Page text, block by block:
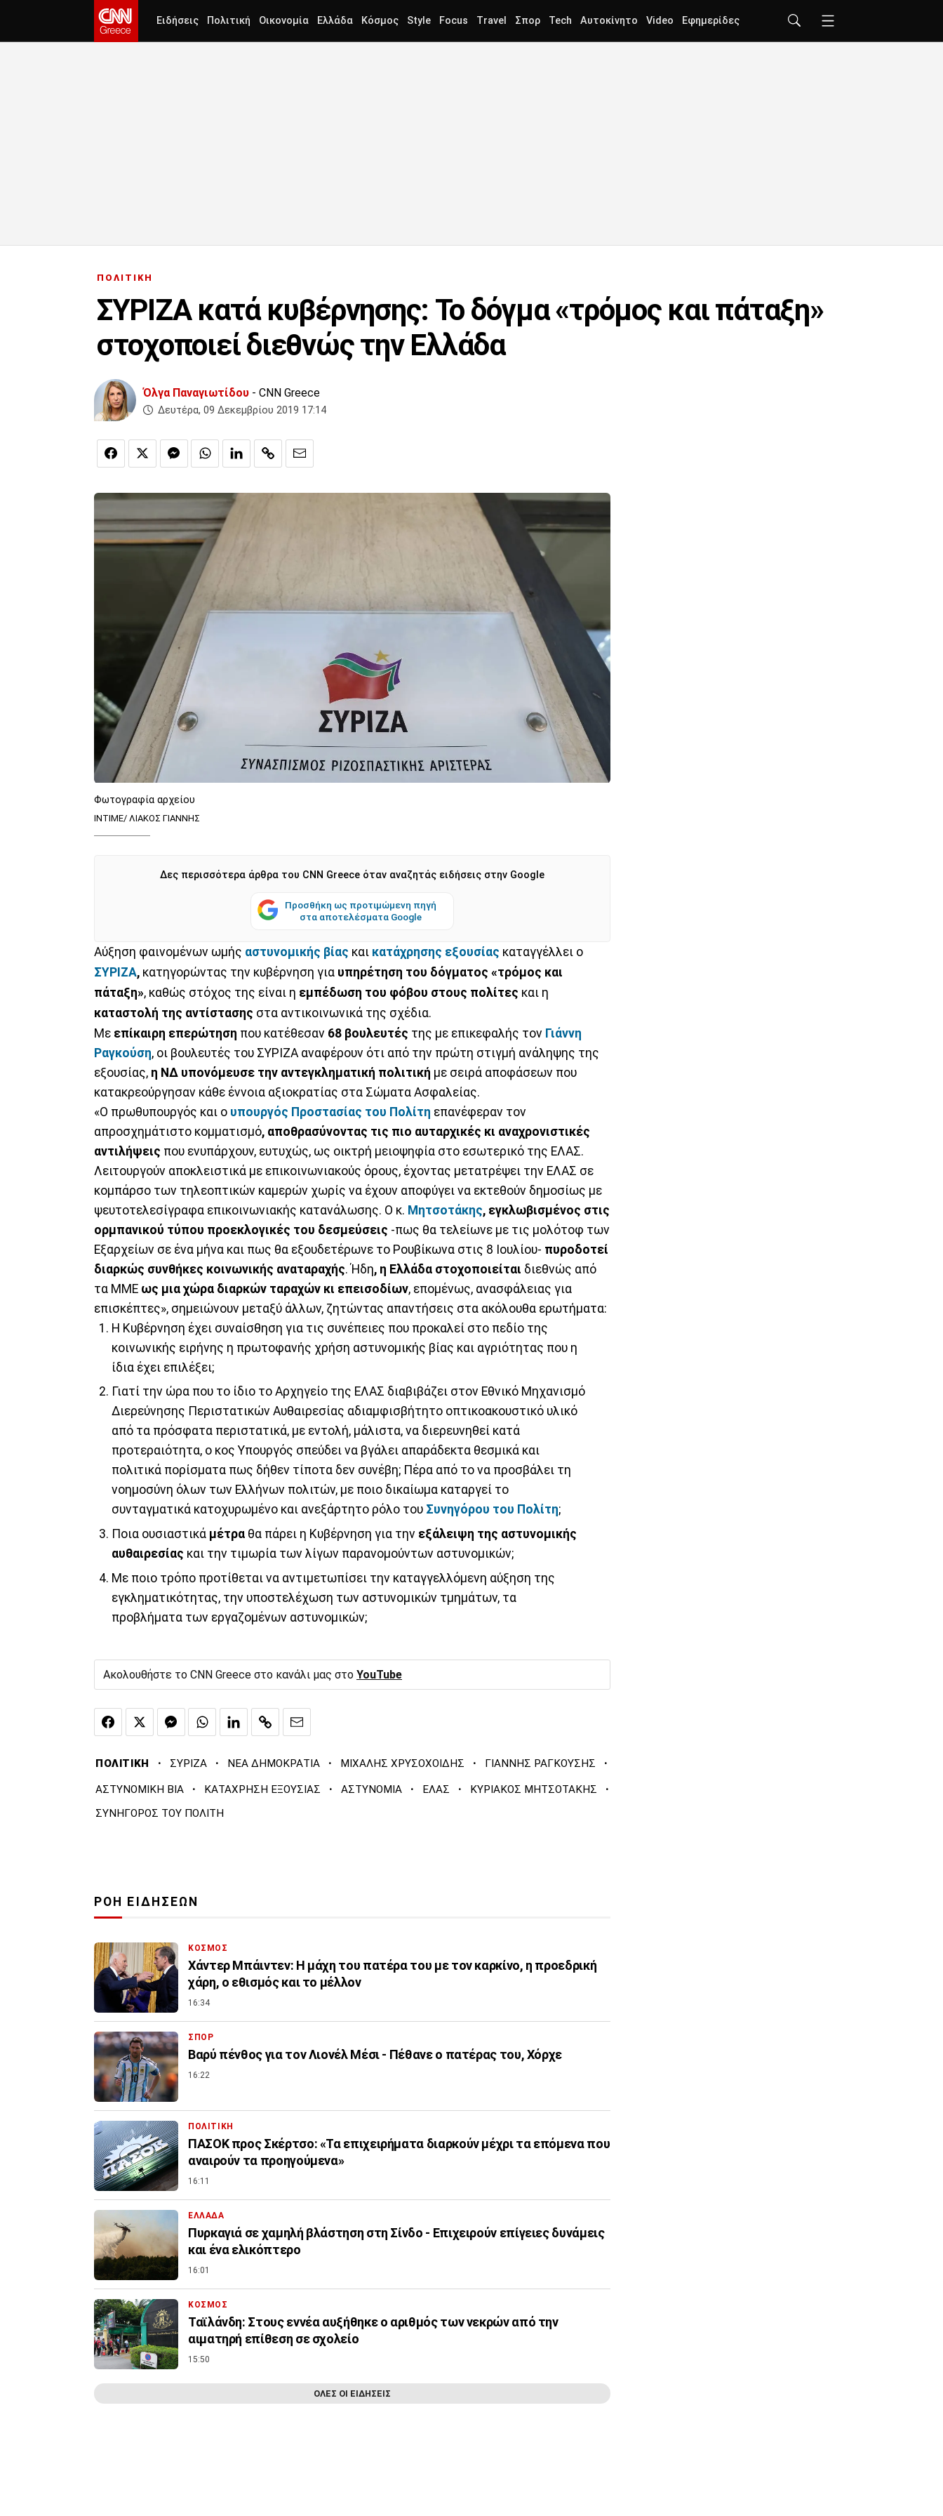
Ειδήσεις Πολιτική Οικονομία Ελλάδα Κόσμος Style Focus Travel Σπορ Tech Αυτοκίνητο Video Εφημερίδες
ΠΟΛΙΤΙΚΗ
ΣΥΡΙΖΑ κατά κυβέρνησης: Το δόγμα «τρόμος και πάταξη»
στοχοποιεί διεθνώς την Ελλάδα
Όλγα Παναγιωτίδου - CNN Greece
Δευτέρα, 09 Δεκεμβρίου 2019 17:14
Φωτογραφία αρχείου
ΙΝΤΙΜΕ/ ΛΙΑΚΟΣ ΓΙΑΝΝΗΣ
Δες περισσότερα άρθρα του CNN Greece όταν αναζητάς ειδήσεις στην Google
Προσθήκη ως προτιμώμενη πηγή
στα αποτελέσματα Google
Αύξηση φαινομένων ωμής αστυνομικής βίας και κατάχρησης εξουσίας καταγγέλλει ο
ΣΥΡΙΖΑ, κατηγορώντας την κυβέρνηση για υπηρέτηση του δόγματος «τρόμος και
πάταξη», καθώς στόχος της είναι η εμπέδωση του φόβου στους πολίτες και η
καταστολή της αντίστασης στα αντικοινωνικά της σχέδια.
Με επίκαιρη επερώτηση που κατέθεσαν 68 βουλευτές της με επικεφαλής τον Γιάννη
Ραγκούση, οι βουλευτές του ΣΥΡΙΖΑ αναφέρουν ότι από την πρώτη στιγμή ανάληψης της
εξουσίας, η ΝΔ υπονόμευσε την αντεγκληματική πολιτική με σειρά αποφάσεων που
κατακρεούργησαν κάθε έννοια αξιοκρατίας στα Σώματα Ασφαλείας.
«Ο πρωθυπουργός και ο υπουργός Προστασίας του Πολίτη επανέφεραν τον
απροσχημάτιστο κομματισμό, αποθρασύνοντας τις πιο αυταρχικές κι αναχρονιστικές
αντιλήψεις που ενυπάρχουν, ευτυχώς, ως οικτρή μειοψηφία στο εσωτερικό της ΕΛΑΣ.
Λειτουργούν αποκλειστικά με επικοινωνιακούς όρους, έχοντας μετατρέψει την ΕΛΑΣ σε
κομπάρσο των τηλεοπτικών καμερών χωρίς να έχουν αποφύγει να εκτεθούν δημοσίως με
ψευτοτελεσίγραφα επικοινωνιακής κατανάλωσης. Ο κ. Μητσοτάκης, εγκλωβισμένος στις
ορμπανικού τύπου προεκλογικές του δεσμεύσεις -πως θα τελείωνε με τις μολότοφ των
Εξαρχείων σε ένα μήνα και πως θα εξουδετέρωνε το Ρουβίκωνα στις 8 Ιουλίου- πυροδοτεί
διαρκώς συνθήκες κοινωνικής αναταραχής. Ήδη, η Ελλάδα στοχοποιείται διεθνώς από
τα ΜΜΕ ως μια χώρα διαρκών ταραχών κι επεισοδίων, επομένως, ανασφάλειας για
επισκέπτες», σημειώνουν μεταξύ άλλων, ζητώντας απαντήσεις στα ακόλουθα ερωτήματα:
Η Κυβέρνηση έχει συναίσθηση για τις συνέπειες που προκαλεί στο πεδίο της
κοινωνικής ειρήνης η πρωτοφανής χρήση αστυνομικής βίας και αγριότητας που η
ίδια έχει επιλέξει;
Γιατί την ώρα που το ίδιο το Αρχηγείο της ΕΛΑΣ διαβιβάζει στον Εθνικό Μηχανισμό
Διερεύνησης Περιστατικών Αυθαιρεσίας αδιαμφισβήτητο οπτικοακουστικό υλικό
από τα πρόσφατα περιστατικά, με εντολή, μάλιστα, να διερευνηθεί κατά
προτεραιότητα, ο κος Υπουργός σπεύδει να βγάλει απαράδεκτα θεσμικά και
πολιτικά πορίσματα πως δήθεν τίποτα δεν συνέβη; Πέρα από το να προσβάλει τη
νοημοσύνη όλων των Ελλήνων πολιτών, με ποιο δικαίωμα καταργεί το
συνταγματικά κατοχυρωμένο και ανεξάρτητο ρόλο του Συνηγόρου του Πολίτη;
Ποια ουσιαστικά μέτρα θα πάρει η Κυβέρνηση για την εξάλειψη της αστυνομικής
αυθαιρεσίας και την τιμωρία των λίγων παρανομούντων αστυνομικών;
Με ποιο τρόπο προτίθεται να αντιμετωπίσει την καταγγελλόμενη αύξηση της
εγκληματικότητας, την υποστελέχωση των αστυνομικών τμημάτων, τα
προβλήματα των εργαζομένων αστυνομικών;
Ακολουθήστε το CNN Greece στο κανάλι μας στο YouTube
ΠΟΛΙΤΙΚΗ · ΣΥΡΙΖΑ · ΝΕΑ ΔΗΜΟΚΡΑΤΙΑ · ΜΙΧΑΛΗΣ ΧΡΥΣΟΧΟΙΔΗΣ · ΓΙΑΝΝΗΣ ΡΑΓΚΟΥΣΗΣ ·
ΑΣΤΥΝΟΜΙΚΗ ΒΙΑ · ΚΑΤΑΧΡΗΣΗ ΕΞΟΥΣΙΑΣ · ΑΣΤΥΝΟΜΙΑ · ΕΛΑΣ · ΚΥΡΙΑΚΟΣ ΜΗΤΣΟΤΑΚΗΣ ·
ΣΥΝΗΓΟΡΟΣ ΤΟΥ ΠΟΛΙΤΗ
ΡΟΗ ΕΙΔΗΣΕΩΝ
ΚΟΣΜΟΣ
Χάντερ Μπάιντεν: Η μάχη του πατέρα του με τον καρκίνο, η προεδρική
χάρη, ο εθισμός και το μέλλον
16:34
ΣΠΟΡ
Βαρύ πένθος για τον Λιονέλ Μέσι - Πέθανε ο πατέρας του, Χόρχε
16:22
ΠΟΛΙΤΙΚΗ
ΠΑΣΟΚ προς Σκέρτσο: «Τα επιχειρήματα διαρκούν μέχρι τα επόμενα που
αναιρούν τα προηγούμενα»
16:11
ΕΛΛΑΔΑ
Πυρκαγιά σε χαμηλή βλάστηση στη Σίνδο - Επιχειρούν επίγειες δυνάμεις
και ένα ελικόπτερο
16:01
ΚΟΣΜΟΣ
Ταϊλάνδη: Στους εννέα αυξήθηκε ο αριθμός των νεκρών από την
αιματηρή επίθεση σε σχολείο
15:50
ΟΛΕΣ ΟΙ ΕΙΔΗΣΕΙΣ